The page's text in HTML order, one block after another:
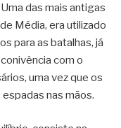
das mais antigas
Média, era utilizado
para as batalhas, já
com o
uma vez que os
nas mãos.